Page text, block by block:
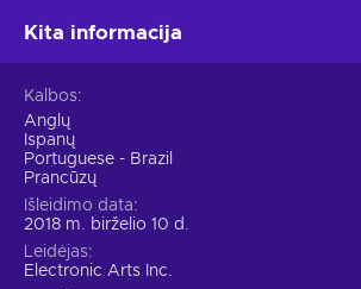
Kita informacija
Kalbos
Anglų
Ispanų
Portuguese - Brazil
Prancūzų
Išleidimo data
2018 m. birželio 10 d.
Leidėjas
Electronic Arts Inc.